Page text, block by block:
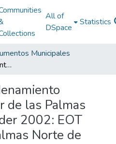
All of
DSpace
Statistics
Municipales
Esquema de Ordenamiento Territorial Salazar de las Palmas Norte de Santander 2002: EOT Salazar de las Palmas Norte de Santander 2002
de las Palmas
2002: EOT
Norte de